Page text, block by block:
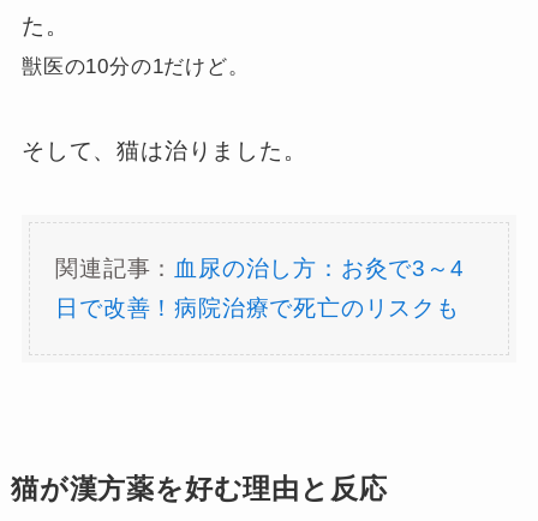
た。
獣医の10分の1だけど。
そして、猫は治りました。
関連記事： 血尿の治し方：お灸で3～4
日で改善！病院治療で死亡のリスクも
猫が漢方薬を好む理由と反応